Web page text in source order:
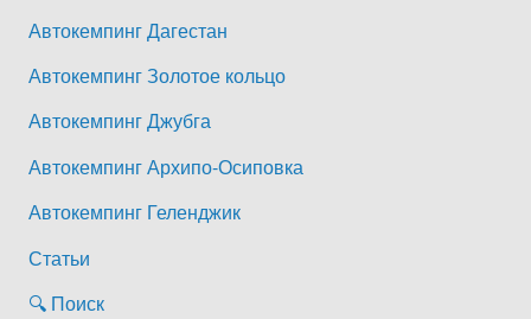
Автокемпинг Дагестан
Автокемпинг Золотое кольцо
Автокемпинг Джубга
Автокемпинг Архипо-Осиповка
Автокемпинг Геленджик
Статьи
🔍 Поиск